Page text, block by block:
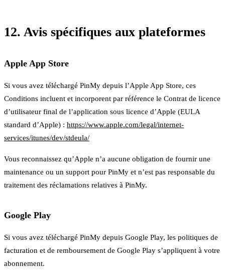
12. Avis spécifiques aux plateformes
Apple App Store
Si vous avez téléchargé PinMy depuis l’Apple App Store, ces
Conditions incluent et incorporent par référence le Contrat de licence
d’utilisateur final de l’application sous licence d’Apple (EULA
standard d’Apple) : https://www.apple.com/legal/internet-
services/itunes/dev/stdeula/
Vous reconnaissez qu’Apple n’a aucune obligation de fournir une
maintenance ou un support pour PinMy et n’est pas responsable du
traitement des réclamations relatives à PinMy.
Google Play
Si vous avez téléchargé PinMy depuis Google Play, les politiques de
facturation et de remboursement de Google Play s’appliquent à votre
abonnement.